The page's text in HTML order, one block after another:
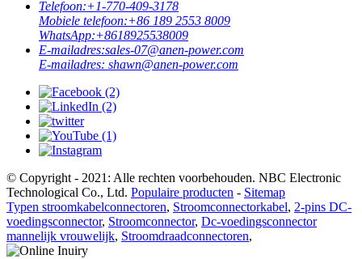
Telefoon:+1-770-409-3178
Mobiele telefoon:+86 189 2553 8009
WhatsApp:+8618925538009
E-mailadres:sales-07@anen-power.com
E-mailadres: shawn@anen-power.com
© Copyright - 2021: Alle rechten voorbehouden. NBC Electronic
Technological Co., Ltd. Populaire producten - Sitemap
Typen stroomkabelconnectoren, Stroomconnectorkabel, 2-pins DC-
voedingsconnector, Stroomconnector, Dc-voedingsconnector
mannelijk vrouwelijk, Stroomdraadconnectoren,